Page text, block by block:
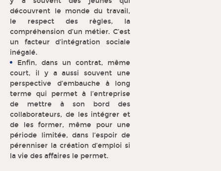
découvrent le monde du travail,
le respect des règles, la
compréhension d’un métier. C’est
un facteur d’intégration sociale
inégalé.
Enfin, dans un contrat, même
court, il y a aussi souvent une
perspective d’embauche à long
terme qui permet à l’entreprise
de mettre à son bord des
collaborateurs, de les intégrer et
de les former, même pour une
période limitée, dans l’espoir de
pérenniser la création d’emploi si
la vie des affaires le permet.